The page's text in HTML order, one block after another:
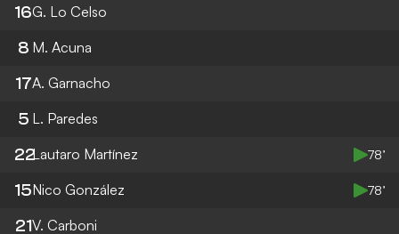
16G. Lo Celso
8 M. Acuna
17A. Garnacho
5 L. Paredes
22Lautaro Martínez 78’
15Nico González 78’
21V. Carboni